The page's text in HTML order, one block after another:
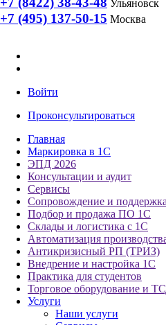
Ульяновск
+7 (495) 137-50-15 Москва
Войти
Проконсультироваться
Главная
Маркировка в 1С
ЭПД 2026
Консультации и аудит
Сервисы
Сопровождение и
Подбор и продажа ПО 1С
Склады и логистика с 1С
Автоматизация
Антикризисный РП (ТРИЗ)
Внедрение и настройка 1С
Практика для студентов
Торговое оборудование и
Услуги
Наши услуги